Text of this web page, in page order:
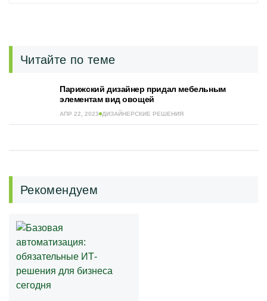
Читайте по теме
Парижский дизайнер придал мебельным
элементам вид овощей
АПР 22, 2023 ДИЗАЙНЕРСКИЕ РЕШЕНИЯ
Рекомендуем